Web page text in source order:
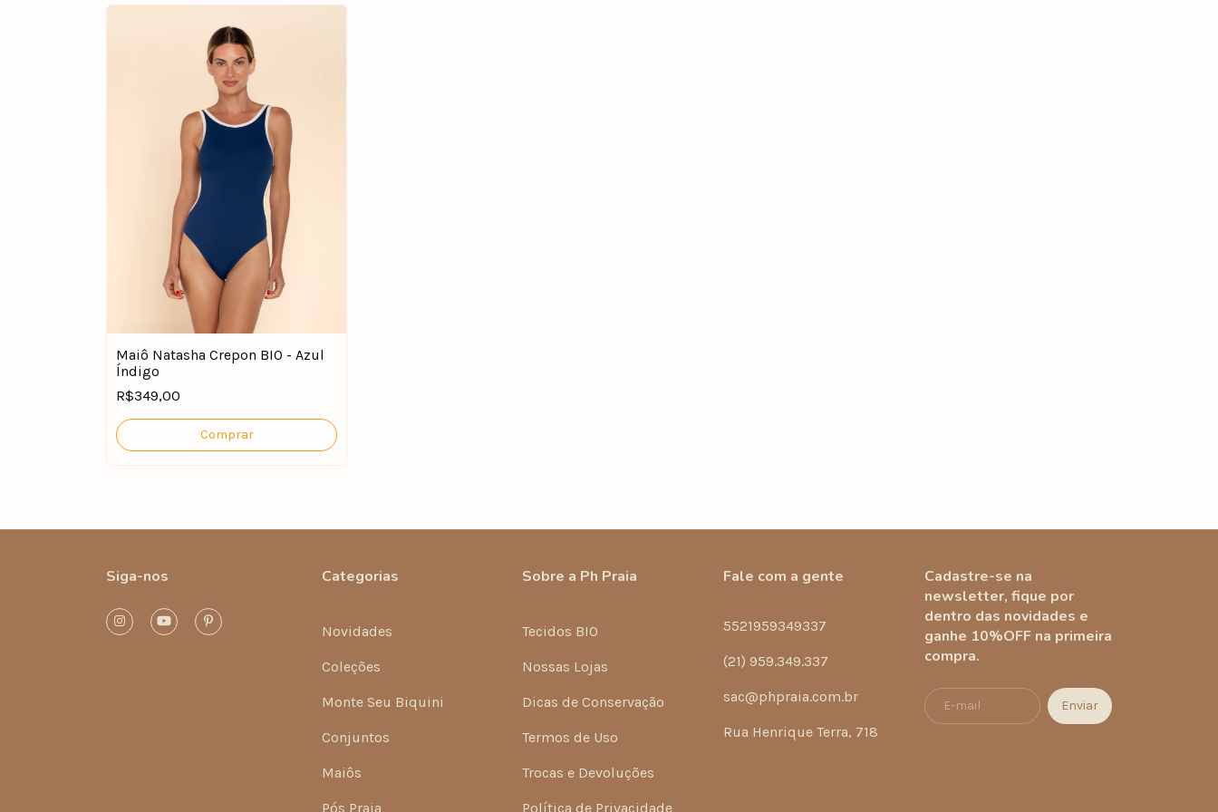
Maiô Natasha Crepon BIO - Azul
Índigo
R$349,00
Comprar
Siga-nos Categorias
Novidades
Coleções
Monte Seu Biquini
Conjuntos
Maiôs
Pós Praia
Sobre a Ph Praia
Tecidos BIO
Nossas Lojas
Dicas de Conservação
Termos de Uso
Trocas e Devoluções
Política de Privacidade
Fale com a gente
5521959349337
(21) 959.349.337
sac@phpraia.com.br
Rua Henrique Terra, 718
Cadastre-se na
newsletter, fique por
dentro das novidades e
ganhe 10%OFF na primeira
compra.